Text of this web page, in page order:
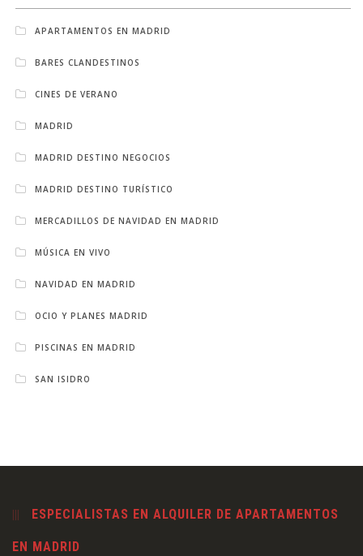
APARTAMENTOS EN MADRID
BARES CLANDESTINOS
CINES DE VERANO
MADRID
MADRID DESTINO NEGOCIOS
MADRID DESTINO TURÍSTICO
MERCADILLOS DE NAVIDAD EN MADRID
MÚSICA EN VIVO
NAVIDAD EN MADRID
OCIO Y PLANES MADRID
PISCINAS EN MADRID
SAN ISIDRO
ESPECIALISTAS EN ALQUILER DE APARTAMENTOS
EN MADRID